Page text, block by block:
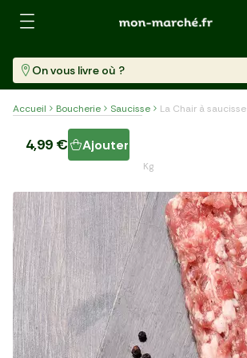
Recherche
On vous livre où ?
Accueil Boucherie Saucisse La Chair à saucisse
La Chair à saucisse
12,48 €/kg
4,99 € Ajouter